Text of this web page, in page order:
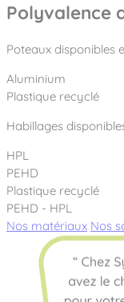
Polyvalence
Poteaux disponibles
Aluminium
Plastique recyclé
Habillages
HPL
PEHD
Plastique recyclé
PEHD - HPL
Nos matériaux Nos